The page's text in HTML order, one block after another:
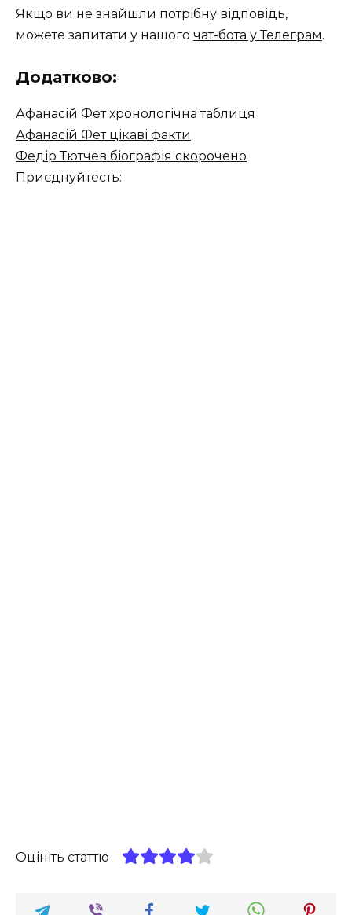
Якщо ви не знайшли потрібну відповідь,
можете запитати у нашого чат-бота у Телеграм.
Додатково:
Афанасій Фет хронологічна таблиця
Афанасій Фет цікаві факти
Федір Тютчев біографія скорочено
Приєднуйтесть:
Оцініть статтю